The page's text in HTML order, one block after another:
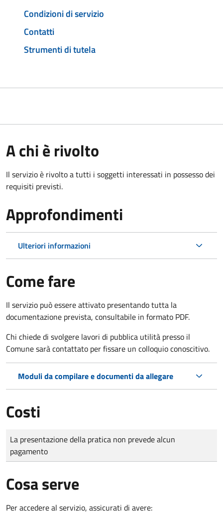
Condizioni di servizio
Contatti
Strumenti di tutela
A chi è rivolto
Il servizio è rivolto a tutti i soggetti interessati in possesso dei
requisiti previsti.
Approfondimenti
Ulteriori informazioni
Come fare
Il servizio può essere attivato presentando tutta la
documentazione prevista, consultabile in formato PDF.
Chi chiede di svolgere lavori di pubblica utilità presso il
Comune sarà contattato per fissare un colloquio conoscitivo.
Moduli da compilare e documenti da allegare
Costi
Tipo di pagamento
Importo
La presentazione della pratica non prevede alcun
pagamento
Cosa serve
Per accedere al servizio, assicurati di avere: